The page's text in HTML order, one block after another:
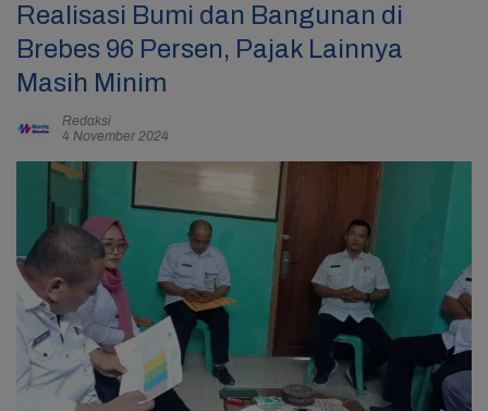
Realisasi Bumi dan Bangunan di
Brebes 96 Persen, Pajak Lainnya
Masih Minim
Redaksi
4 November 2024